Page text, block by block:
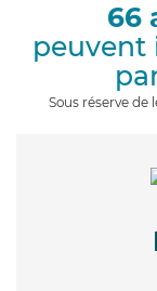
66
peuvent
Sous réserve